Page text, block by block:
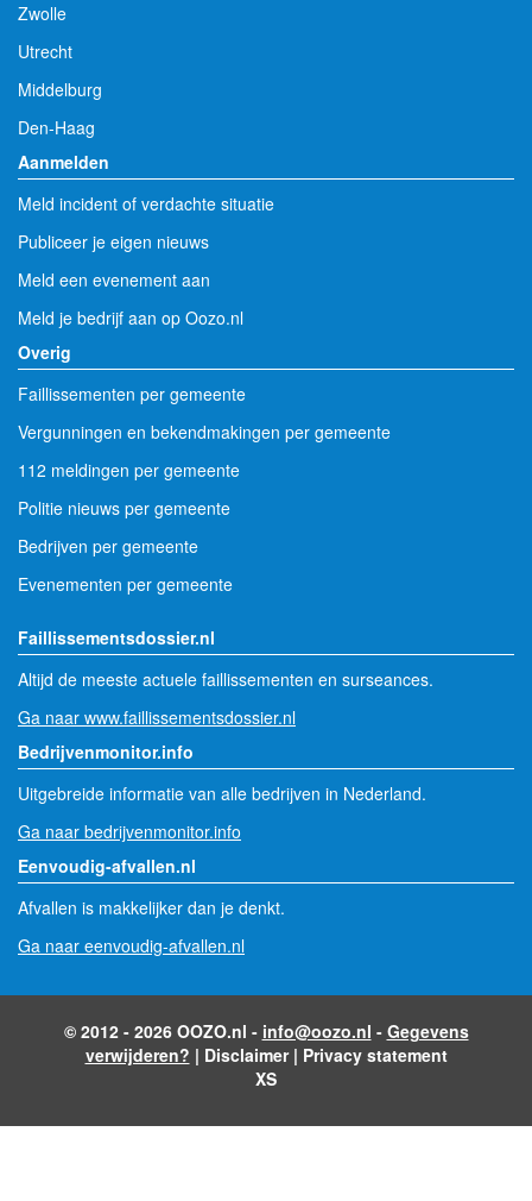
Zwolle
Utrecht
Middelburg
Den-Haag
Aanmelden
Meld incident of verdachte situatie
Publiceer je eigen nieuws
Meld een evenement aan
Meld je bedrijf aan op Oozo.nl
Overig
Faillissementen per gemeente
Vergunningen en bekendmakingen per gemeente
112 meldingen per gemeente
Politie nieuws per gemeente
Bedrijven per gemeente
Evenementen per gemeente
Faillissementsdossier.nl
Altijd de meeste actuele faillissementen en surseances.
Ga naar www.faillissementsdossier.nl
Bedrijvenmonitor.info
Uitgebreide informatie van alle bedrijven in Nederland.
Ga naar bedrijvenmonitor.info
Eenvoudig-afvallen.nl
Afvallen is makkelijker dan je denkt.
Ga naar eenvoudig-afvallen.nl
© 2012 - 2026 OOZO.nl - info@oozo.nl - Gegevens
verwijderen? | Disclaimer| Privacy statement
XS